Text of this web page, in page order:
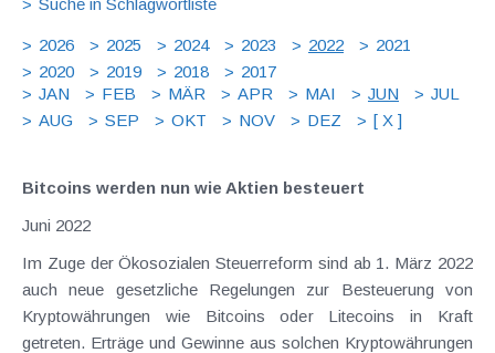
2026 2025 2024 2023 2022
2021
2020
2019 2018
2017
JAN
FEB MÄR APR MAI JUN
JUL
AUG
SEP OKT NOV DEZ [ X ]
Bitcoins werden nun wie Aktien besteuert
Juni 2022
Im Zuge der Ökosozialen Steuerreform sind ab 1. März 2022
auch neue gesetzliche Regelungen zur Besteuerung von
Kryptowährungen wie Bitcoins oder Litecoins in Kraft
getreten. Erträge und Gewinne aus solchen Kryptowährungen